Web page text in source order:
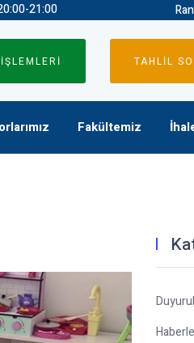
21:00
TAHLİL
Fakültemiz